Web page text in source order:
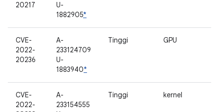
20217
U-
1882905*
CVE-
2022-
20236
A-
233124709
U-
1883940*
Tinggi GPU
CVE-
2022-
A-
233154555
Tinggi kernel